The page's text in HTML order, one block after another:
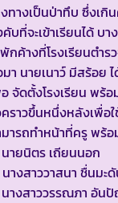
ทางเป็นป่าทึบ ซึ่งเ
บที่จะเข้าเรียนได้ บ
กค้างที่โรงเรียนตำ
า นายเนาว์ มีสร้อย
จัดตั้งโรงเรียน พร้
ราวขึ้นหนึ่งหลังเพื่อ
ารถทำหน้าที่ครู พร้
ายนิตร เถียนนอก
างสาววาสนา ชื่นมะ
างสาววรรณภา อัน